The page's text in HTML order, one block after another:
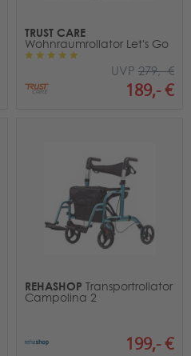
TRUST CARE
Wohnraumrollator Let's Go
189,- €
UVP 279,- €
REHASHOP Transportrollator
Campolina 2
199,- €